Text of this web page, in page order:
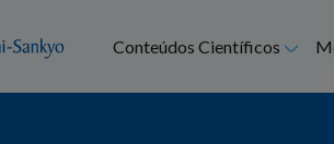
Conteúdos CientíficosAbrir